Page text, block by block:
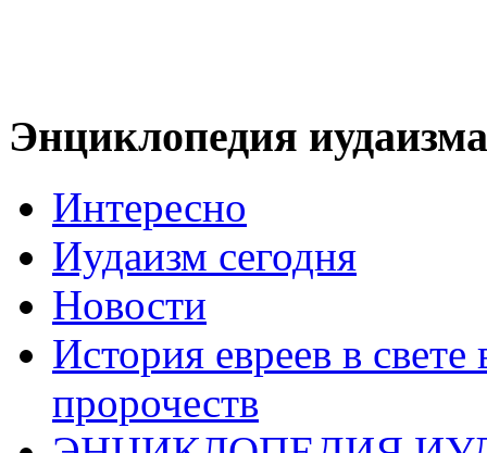
Энциклопедия иудаизма
Интересно
Иудаизм сегодня
Новости
История евреев в
пророчеств